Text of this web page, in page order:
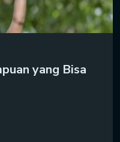
yang Bisa